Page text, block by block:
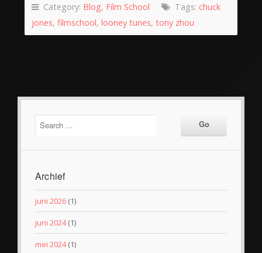
Category: Blog, Film School Tags: chuck
jones, filmschool, looney tunes, tony zhou
Archief
juni 2026 (1)
juni 2024(1)
mei 2024(1)